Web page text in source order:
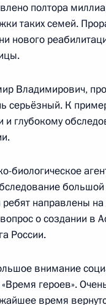
внесены
категорий
Калмыкии Бату
целях развития
года и на
Госсовета по
полтора
таких семей.
нового
Владимирович,
серьёзный. К
и глубокому
биологическое
ребят направлены
о создании в
России.
внимание
героев».
время